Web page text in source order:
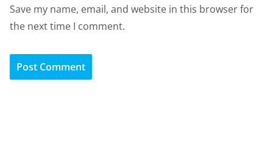
Save my name, email, and website in this browser for
the next time I comment.